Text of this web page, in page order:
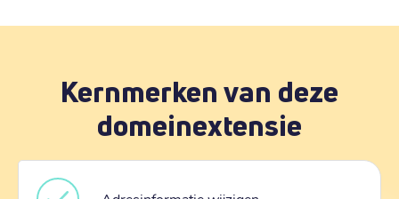
Kernmerken van deze
domeinextensie